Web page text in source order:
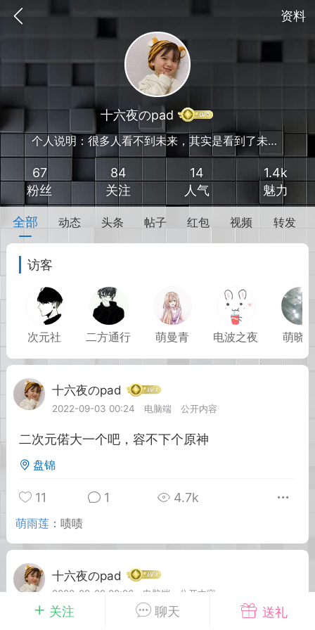
资料
ACGN社区之资源搜索篇
完成任务领奖励
了
问答求助
报社 实习会员 ACGN成员
界剧场版：九劫焚天》定档8月8日
美世界》系列第二部剧场版作品。故事
暗大劫。荒天帝石昊以一滴真血化作分
时空降临仙古，与柳神跨越万古并肩作
死与共中寻求根除黑暗的终极之法。
苍茫壮阔，异域四位不朽之王——昆
、俞陀、赤王相继登场，压迫感十足。
级建模霸气十足，柳神全新造型引发热
关注 聊天 送礼
十六夜のpad
个人说明：很多人看不到未来，其实是看到了未来。
67
粉丝
84
关注
14
人气
1.4k
魅力
全部 动态 头条 帖子 红包 视频 转发
访客
次元社 二方通行 萌曼青 电波之夜 萌晓
十六夜のpad
2022-09-03 00:24 电脑端 公开内容
二次元偌大一个吧，容不下个原神
盘锦
11 1 4.7k
萌雨莲 ：啧啧
十六夜のpad
2022-09-02 00:26 电脑端 公开内容
碧蓝航线(アズールレーン)大鳳